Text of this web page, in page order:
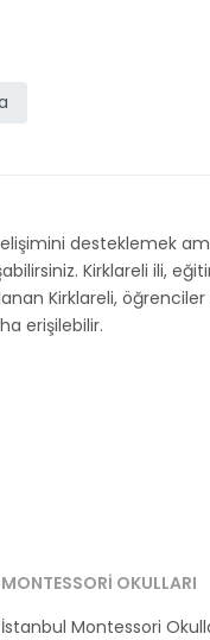
desteklemek
Kirklareli ili,
Kirklareli,
erişilebilir.
MONTESSORI OKULLARI
İstanbul Montessori